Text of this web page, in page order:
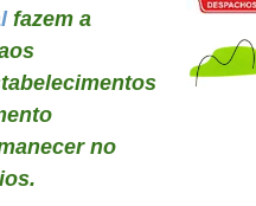
fazem a
no